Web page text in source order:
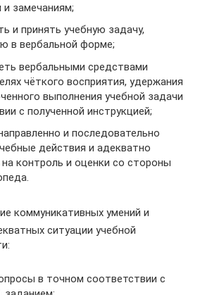
и замечаниям;
и принять учебную задачу,
в вербальной форме;
вербальными средствами
чёткого восприятия, удержания
выполнения учебной задачи
с полученной инструкцией;
и последовательно
действия и адекватно
на контроль и оценки со стороны
коммуникативных умений и
ситуации учебной
в точном соответствии с